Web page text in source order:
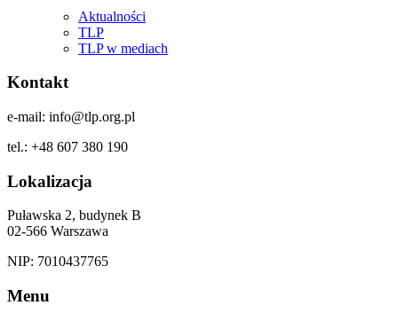
Aktualności
TLP
TLP w mediach
Kontakt
e-mail: info@tlp.org.pl
tel.: +48 607 380 190
Lokalizacja
Puławska 2, budynek B
02-566 Warszawa
NIP: 7010437765
Menu